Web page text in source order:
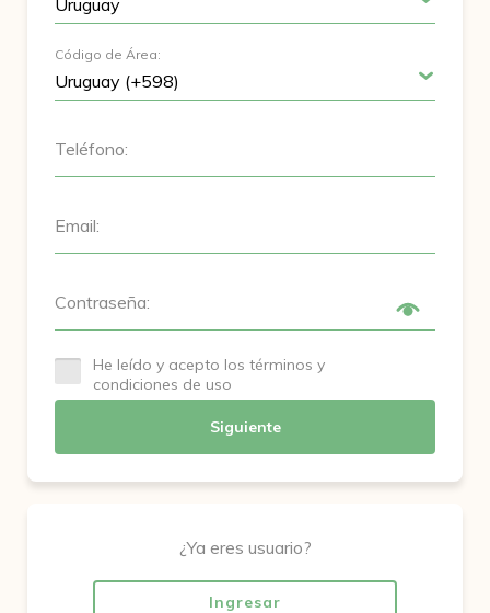
Código de Área:
Teléfono:
Email:
Contraseña:
He leído y acepto los términos y
condiciones de uso
Siguiente
¿Ya eres usuario?
Ingresar